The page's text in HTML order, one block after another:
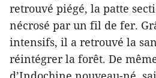
retrouvé piégé, la patte
nécrosé par un fil de fer.
intensifs, il a retrouvé la
réintégrer la forêt. De